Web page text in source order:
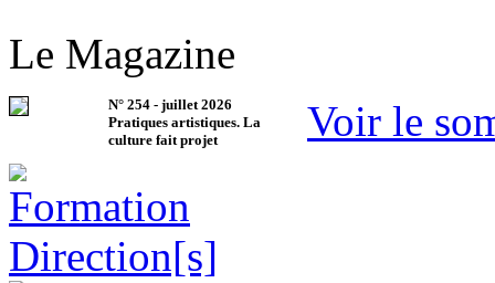
Le Magazine
N° 254 - juillet 2026
Pratiques artistiques. La
culture fait projet
Voir le